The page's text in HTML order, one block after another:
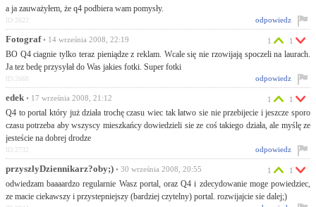
a ja zauważyłem, że q4 podbiera wam pomysły.
odpowiedz
ID:2622
Fotograf• 14 września 2008, 22:19
BO Q4 ciagnie tylko teraz pieniądze z reklam. Wcale się nie rzowijają spoczeli na laurach.
Ja tez bedę przysyłał do Was jakies fotki. Super fotki
1 1
odpowiedz
ID:2668
edek • 17 września 2008, 21:12
Q4 to portal który już działa trochę czasu wiec tak łatwo sie nie przebijecie i jeszcze sporo
czasu potrzeba aby wszyscy mieszkańcy dowiedzieli sie ze coś takiego działa, ale myślę ze
jesteście na dobrej drodze
1 1
odpowiedz
ID:2732
przyszlyDziennikarz?oby;) • 30 września 2008, 20:55
odwiedzam baaaardzo regularnie Wasz portal, oraz Q4 i zdecydowanie moge powiedziec,
ze macie ciekawszy i przystepniejszy (bardziej czytelny) portal. rozwijajcie sie dalej;)
1 1